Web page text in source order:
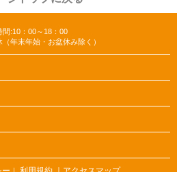
間:10：00～18：00
年末年始・お盆休み除く）